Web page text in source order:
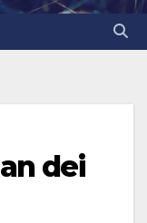
dei